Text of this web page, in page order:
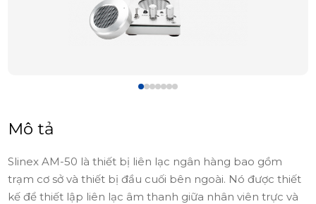
Mô tả
Slinex AM-50 là thiết bị liên lạc ngân hàng bao gồm
trạm cơ sở và thiết bị đầu cuối bên ngoài. Nó được thiết
kế để thiết lập liên lạc âm thanh giữa nhân viên trực và